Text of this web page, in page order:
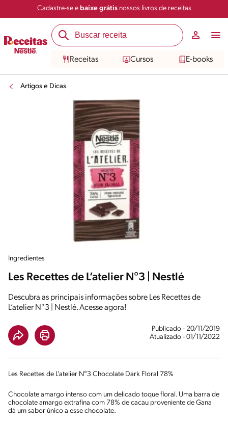
Cadastre-se e baixe grátisnossos livros de receitas
Receitas Cursos E-books
Artigos e Dicas
Ingredientes
Les Recettes de L’atelier N°3 | Nestlé
Descubra as principais informações sobre Les Recettes de
L’atelier N°3 | Nestlé. Acesse agora!
Publicado - 20/11/2019
Atualizado - 01/11/2022
Les Recettes de L’atelier N°3 Chocolate Dark Floral 78%
Chocolate amargo intenso com um delicado toque floral. Uma barra de
chocolate amargo extrafina com 78% de cacau proveniente de Gana
dá um sabor único a esse chocolate.